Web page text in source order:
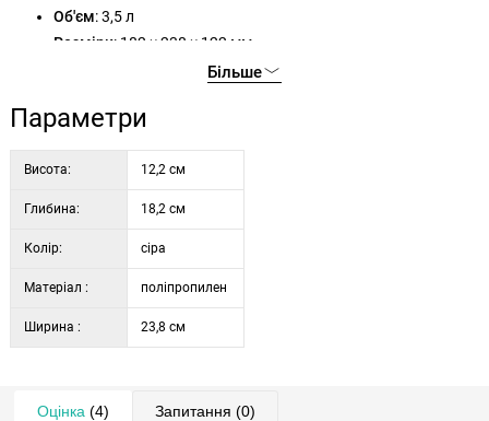
Об'єм: 3,5 л
Розміри: 182 × 238 × 122 мм
Більше
Параметри
Висота: 12,2 см
Глибина: 18,2 см
Колір: сіра
Матеріал : поліпропилен
Ширина : 23,8 см
Оцінка (4) Запитання (0)